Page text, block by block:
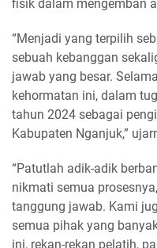
fisik dalam mengemban
“Menjadi yang terpilih
sebuah kebanggan
jawab yang besar.
kehormatan ini, dalam
tahun 2024 sebagai
Kabupaten Nganjuk,”
“Patutlah adik-adik
nikmati semua
tanggung jawab. Kami
semua pihak yang
ini, rekan-rekan pelatih,